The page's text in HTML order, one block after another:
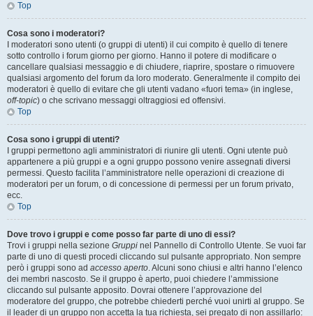
Top
Cosa sono i moderatori?
I moderatori sono utenti (o gruppi di utenti) il cui compito è quello di tenere
sotto controllo i forum giorno per giorno. Hanno il potere di modificare o
cancellare qualsiasi messaggio e di chiudere, riaprire, spostare o rimuovere
qualsiasi argomento del forum da loro moderato. Generalmente il compito dei
moderatori è quello di evitare che gli utenti vadano «fuori tema» (in inglese,
off-topic) o che scrivano messaggi oltraggiosi ed offensivi.
Top
Cosa sono i gruppi di utenti?
I gruppi permettono agli amministratori di riunire gli utenti. Ogni utente può
appartenere a più gruppi e a ogni gruppo possono venire assegnati diversi
permessi. Questo facilita l’amministratore nelle operazioni di creazione di
moderatori per un forum, o di concessione di permessi per un forum privato,
ecc.
Top
Dove trovo i gruppi e come posso far parte di uno di essi?
Trovi i gruppi nella sezione Gruppi nel Pannello di Controllo Utente. Se vuoi far
parte di uno di questi procedi cliccando sul pulsante appropriato. Non sempre
però i gruppi sono ad accesso aperto. Alcuni sono chiusi e altri hanno l’elenco
dei membri nascosto. Se il gruppo è aperto, puoi chiedere l’ammissione
cliccando sul pulsante apposito. Dovrai ottenere l’approvazione del
moderatore del gruppo, che potrebbe chiederti perché vuoi unirti al gruppo. Se
il leader di un gruppo non accetta la tua richiesta, sei pregato di non assillarlo: